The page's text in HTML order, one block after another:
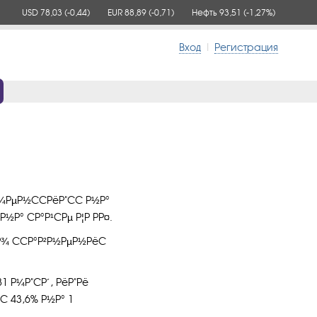
USD 78,03 (-0,44) EUR 88,89 (-0,71) Нефть 93,51 (-1,27%)
Вход | Регистрация
Р½Р°
СР°Р¹СРµ Р¦Р РР¤.
ССР°Р²Р½РµР½РёС
Р¼Р"СР´, РёР"Рё
43,6% Р½Р° 1